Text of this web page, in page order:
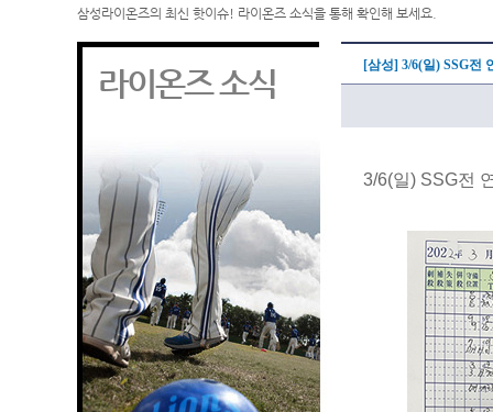
삼성라이온즈의 최신 핫이슈! 라이온즈 소식을 통해 확인해 보세요.
라이온즈 소식 [삼성] 3/6(일) SSG전
3/6(일) SSG전